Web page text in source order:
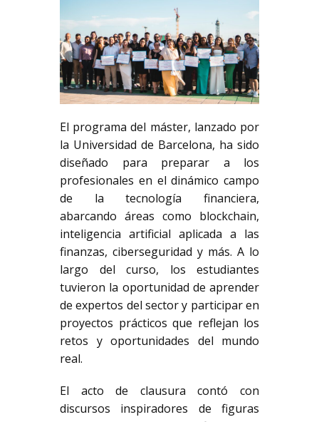
El programa del máster, lanzado por
la Universidad de Barcelona, ha sido
diseñado para preparar a los
profesionales en el dinámico campo
de la tecnología financiera,
abarcando áreas como blockchain,
inteligencia artificial aplicada a las
finanzas, ciberseguridad y más. A lo
largo del curso, los estudiantes
tuvieron la oportunidad de aprender
de expertos del sector y participar en
proyectos prácticos que reflejan los
retos y oportunidades del mundo
real.
El acto de clausura contó con
discursos inspiradores de figuras